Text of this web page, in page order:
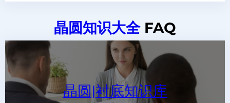
晶圆知识大全FAQ
晶圆|衬底知识库